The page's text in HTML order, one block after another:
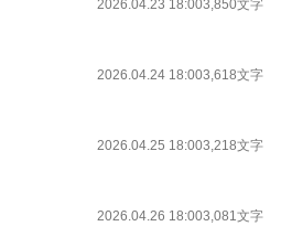
2026.04.23 18:003,850文字
2026.04.24 18:003,618文字
2026.04.25 18:003,218文字
2026.04.26 18:003,081文字